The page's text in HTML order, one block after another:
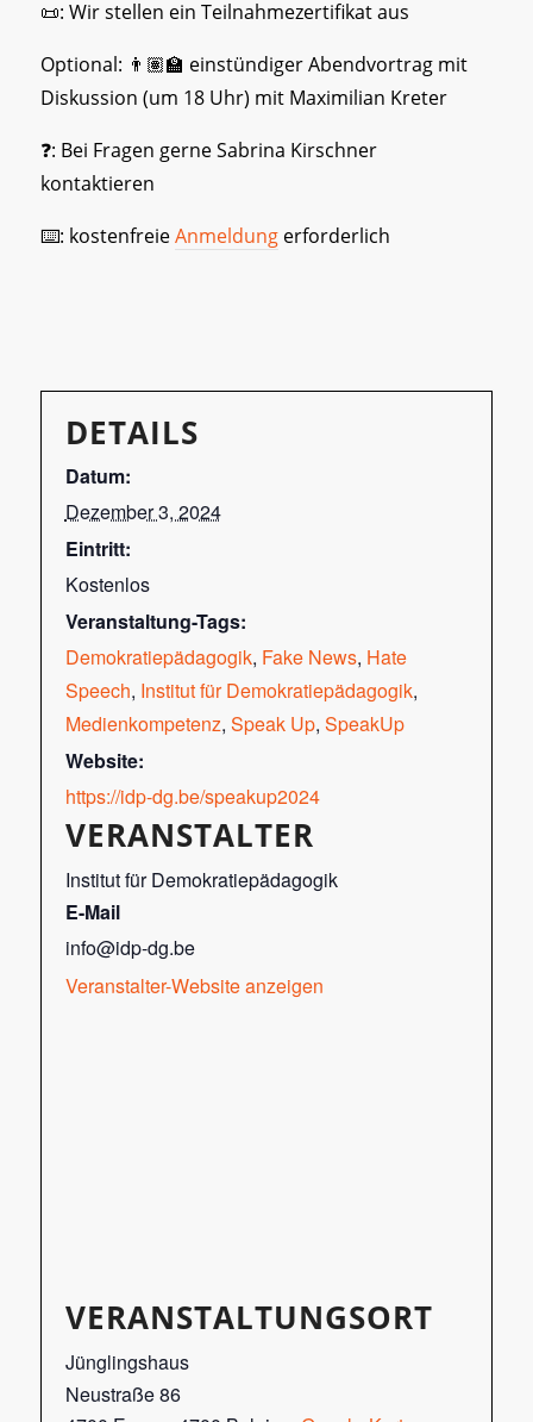
📜: Wir stellen ein Teilnahmezertifikat aus
Optional: 👨🏽‍🏫 einstündiger Abendvortrag mit
Diskussion (um 18 Uhr) mit Maximilian Kreter
❓: Bei Fragen gerne Sabrina Kirschner
kontaktieren
⌨️: kostenfreieAnmeldungerforderlich
DETAILS
Datum:
Dezember 3, 2024
Eintritt:
Kostenlos
Veranstaltung-Tags:
Demokratiepädagogik, Fake News, Hate
Speech, Institut für Demokratiepädagogik,
Medienkompetenz, Speak Up, SpeakUp
Website:
https://idp-dg.be/speakup2024
VERANSTALTER
Institut für Demokratiepädagogik
E-Mail
info@idp-dg.be
Veranstalter-Website anzeigen
VERANSTALTUNGSORT
Jünglingshaus
Neustraße 86